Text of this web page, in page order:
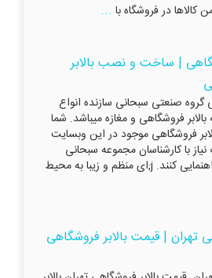
در فروشگاه با ...
| ساخت و نصب بالابر
گروه صنعتی سبحانی سازنده انواع
بالابر فروشگاهی و مغازه میباشد. شما
فروشگاهی موجود در این وبسایت
با کارشناسان مجموعه سبحانی
تماس بگیرید تا شما را راهنمایی کنند. j;ای منظم و زیبا به محیط
تهران | قیمت بالابر فروشگاهی